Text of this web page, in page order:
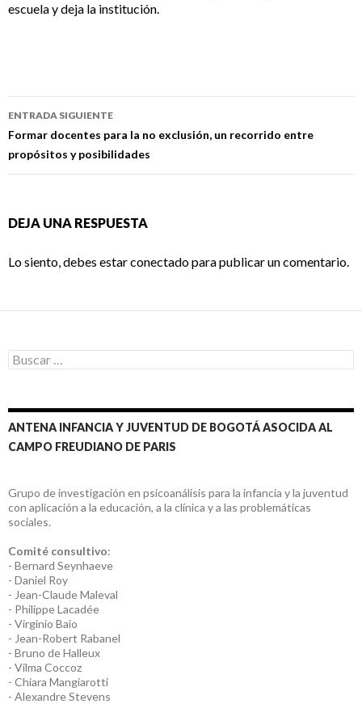
escuela y deja la institución.
Navegación
de
entradas
ENTRADA SIGUIENTE
Formar docentes para la no exclusión, un recorrido entre
propósitos y posibilidades
DEJA UNA RESPUESTA
Lo siento, debes estarconectadopara publicar un comentario.
Buscar:
ANTENA INFANCIA Y JUVENTUD DE BOGOTÁ ASOCIDA AL
CAMPO FREUDIANO DE PARIS
Grupo de investigación en psicoanálisis para la infancia y la juventud
con aplicación a la educación, a la clínica y a las problemáticas
sociales.
Comité consultivo:
- Bernard Seynhaeve
- Daniel Roy
- Jean-Claude Maleval
- Philippe Lacadée
- Virginio Baio
- Jean-Robert Rabanel
- Bruno de Halleux
- Vilma Coccoz
- Chiara Mangiarotti
- Alexandre Stevens